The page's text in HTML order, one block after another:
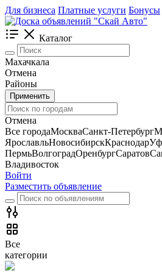
Для бизнеса Платные услуги Бонусы
Каталог
Махачкала
Отмена
Районы
Применить
Отмена
Все городаМоскваСанкт-Петербург
ЯрославльНовосибирскКраснодар
ПермьВолгоградОренбургСаратов
Владивосток
Войти
Разместить объявление
Все
категории